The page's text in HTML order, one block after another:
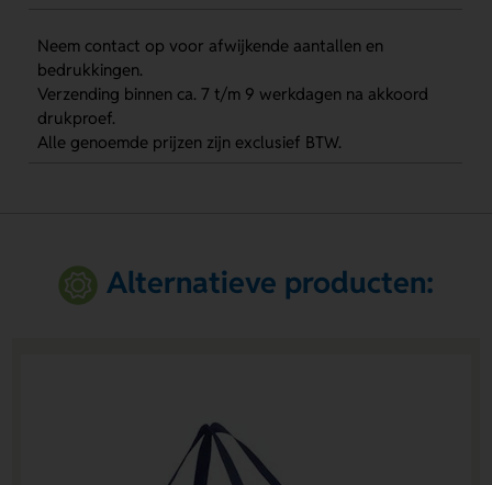
Neem contact op voor afwijkende aantallen en
bedrukkingen.
Verzending binnen ca. 7 t/m 9 werkdagen na akkoord
drukproef.
Alle genoemde prijzen zijn exclusief BTW.
Alternatieve producten: